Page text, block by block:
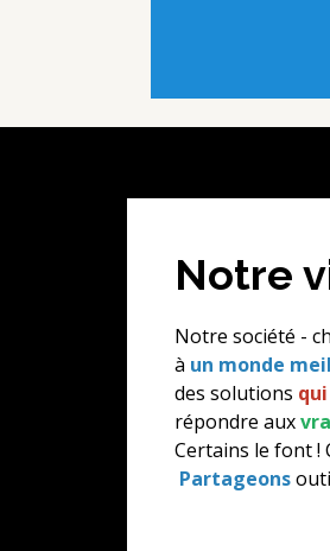
Notre
Notre société -
à un monde
des solutions
répondre aux
Certains le font !
Partageons